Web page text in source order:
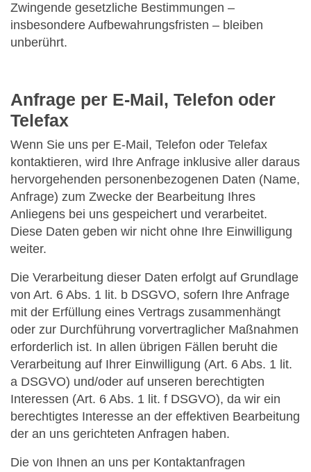
Zwingende gesetzliche Bestimmungen –
insbesondere Aufbewahrungsfristen – bleiben
unberührt.
Anfrage per E-Mail, Telefon oder
Telefax
Wenn Sie uns per E-Mail, Telefon oder Telefax
kontaktieren, wird Ihre Anfrage inklusive aller daraus
hervorgehenden personenbezogenen Daten (Name,
Anfrage) zum Zwecke der Bearbeitung Ihres
Anliegens bei uns gespeichert und verarbeitet.
Diese Daten geben wir nicht ohne Ihre Einwilligung
weiter.
Die Verarbeitung dieser Daten erfolgt auf Grundlage
von Art. 6 Abs. 1 lit. b DSGVO, sofern Ihre Anfrage
mit der Erfüllung eines Vertrags zusammenhängt
oder zur Durchführung vorvertraglicher Maßnahmen
erforderlich ist. In allen übrigen Fällen beruht die
Verarbeitung auf Ihrer Einwilligung (Art. 6 Abs. 1 lit.
a DSGVO) und/oder auf unseren berechtigten
Interessen (Art. 6 Abs. 1 lit. f DSGVO), da wir ein
berechtigtes Interesse an der effektiven Bearbeitung
der an uns gerichteten Anfragen haben.
Die von Ihnen an uns per Kontaktanfragen